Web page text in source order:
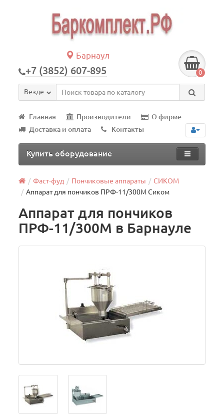
Барнаул
+7 (3852) 607-895 0
Везде
Главная Производители
О фирме
Доставка и оплата
Контакты
Купить оборудование
Фаст-фуд Пончиковые аппараты
СИКОМ
Аппарат для пончиков ПРФ-11/300М Сиком
Аппарат для пончиков
ПРФ-11/300М в Барнауле